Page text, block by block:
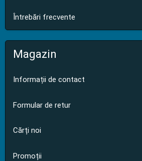
Întrebări frecvente
Magazin
Informații de contact
Formular de retur
Cărți noi
Promoții